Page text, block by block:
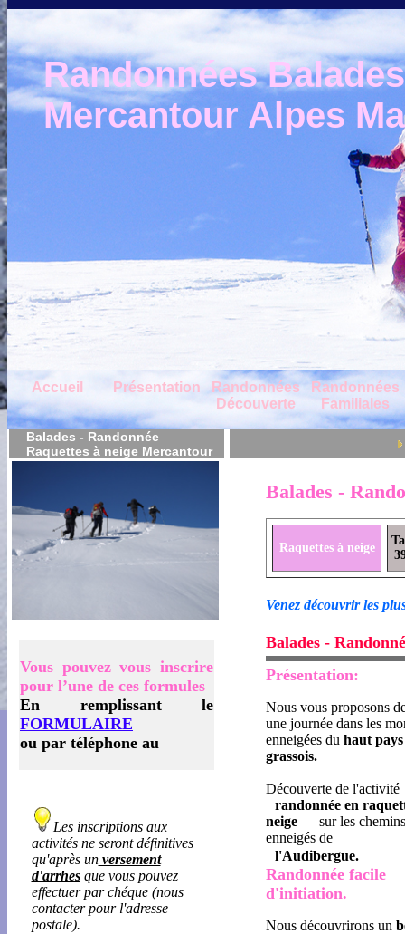
Randonnées
Mercantour Alpes
Accueil Présentation
Randonnées
Découverte
Randonnées
Familiales
Balades - Randonnée
Raquettes à neige Mercantour
Vous pouvez vous inscrire
pour l’une de ces formules
En remplissant le
FORMULAIRE
ou par téléphone au
Les inscriptions aux
activités ne seront définitives
qu'après unversement
d'arrhesque vous pouvez
effectuer par chéque (nous
contacter pour l'adresse
postale).
Balades -
Raquettes à neige
Venez découvrir les
Balades -
Présentation:
Nous vous proposons
une journée dans les
enneigées du haut pays
grassois.
Découverte de l'activité
randonnée en
neige
sur les chemins
enneigés de
l'Audibergue.
Randonnée facile
d'initiation.
Nous découvrirons un